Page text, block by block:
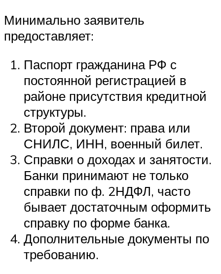
Минимально заявитель
предоставляет:
Паспорт гражданина РФ с
постоянной регистрацией в
районе присутствия кредитной
структуры.
Второй документ: права или
СНИЛС, ИНН, военный билет.
Справки о доходах и занятости.
Банки принимают не только
справки по ф. 2НДФЛ, часто
бывает достаточным оформить
справку по форме банка.
Дополнительные документы по
требованию.